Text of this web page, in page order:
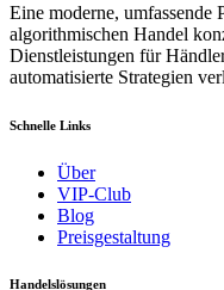
Eine moderne, umfassende
algorithmischen Handel
Dienstleistungen für
automatisierte Strategien
Schnelle Links
Über
VIP-Club
Blog
Preisgestaltung
Handelslösungen